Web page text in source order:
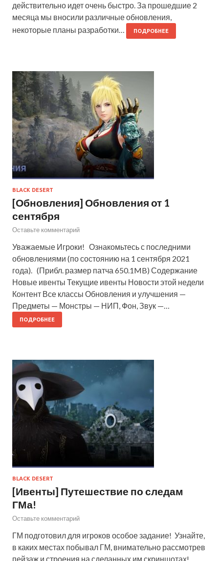
действительно идет очень быстро. За прошедшие 2
месяца мы вносили различные обновления,
некоторые планы разработки…
ПОДРОБНЕЕ
BLACK DESERT
[Обновления] Обновления от 1
сентября
Оставьте комментарий
Уважаемые Игроки! Ознакомьтесь с последними
обновлениями (по состоянию на 1 сентября 2021
года). (Прибл. размер патча 650.1MB) Содержание
Новые ивенты Текущие ивенты Новости этой недели
Контент Все классы Обновления и улучшения —
Предметы — Монстры — НИП, Фон, Звук —…
ПОДРОБНЕЕ
BLACK DESERT
[Ивенты] Путешествие по следам
ГМа!
Оставьте комментарий
ГМ подготовил для игроков особое задание! Узнайте,
в каких местах побывал ГМ, внимательно рассмотрев
пейзаж и строения на сделанных им скриншотах!